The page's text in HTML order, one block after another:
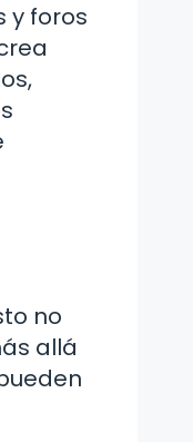
y foros
no
allá